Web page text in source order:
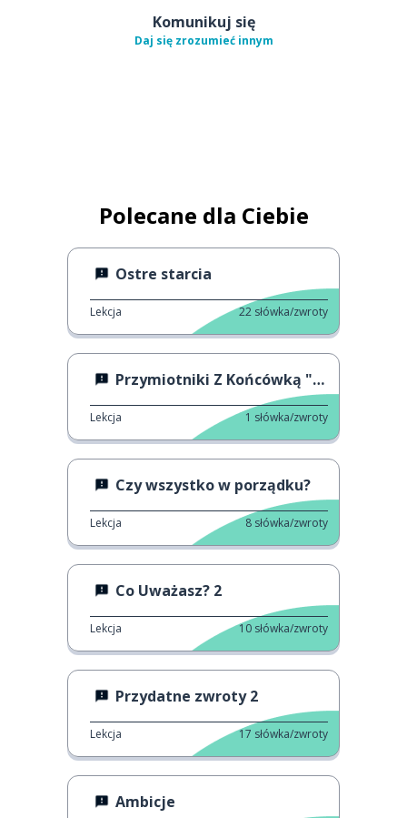
Komunikuj się
Daj się zrozumieć innym
Polecane dla Ciebie
Ostre starcia
Lekcja 22 słówka/zwroty
Przymiotniki Z Końcówką "-able"
Lekcja 1 słówka/zwroty
Czy wszystko w porządku?
Lekcja 8 słówka/zwroty
Co Uważasz? 2
Lekcja 10 słówka/zwroty
Przydatne zwroty 2
Lekcja 17 słówka/zwroty
Ambicje